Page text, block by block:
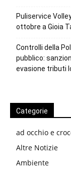
Puliservice
ottobre a Gioia
Controlli della
pubblico:
evasione tributi
Categorie
ad occhio e
Altre Notizie
Ambiente